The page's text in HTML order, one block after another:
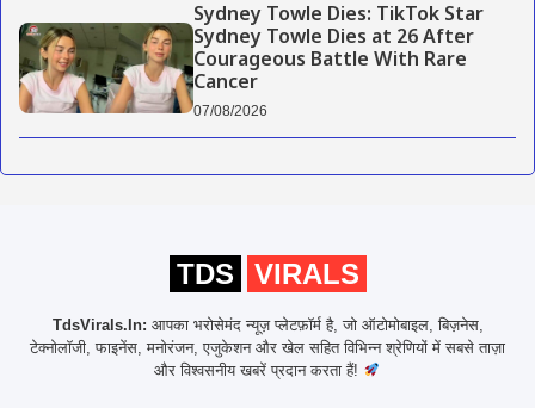
Sydney Towle Dies: TikTok Star
Sydney Towle Dies at 26 After
Courageous Battle With Rare
Cancer
07/08/2026
TDS VIRALS
TdsVirals.In: आपका भरोसेमंद न्यूज़ प्लेटफ़ॉर्म है, जो ऑटोमोबाइल, बिज़नेस,
टेक्नोलॉजी, फाइनेंस, मनोरंजन, एजुकेशन और खेल सहित विभिन्न श्रेणियों में सबसे ताज़ा
और विश्वसनीय खबरें प्रदान करता हैं!